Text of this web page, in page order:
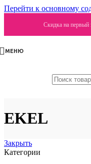
Перейти к основному
Скидка на
МЕНЮ
EKEL
Закрыть
Категории